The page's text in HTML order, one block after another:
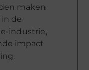
maken
de
industrie,
impact